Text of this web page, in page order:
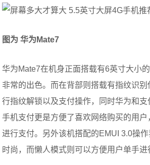
图为 华为 Mate7
华为Mate7在机身正面搭载有6英寸大小
非常的出色。而在背部则搭载有指纹识
行指纹解锁以及支付操作，同时华为和
手机支付更是方便了喜欢网络购买的用
进行支付。另外该机搭配的EMUI 3.0操
时尚，而懒人模式则可以方便用户单手进